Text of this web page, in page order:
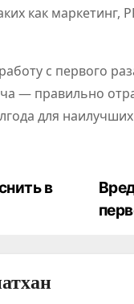
как
с первого
— правильно
для
в